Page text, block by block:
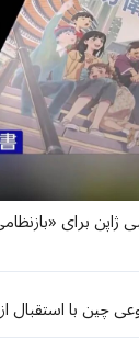
ژاپن برای
چین با استقبال